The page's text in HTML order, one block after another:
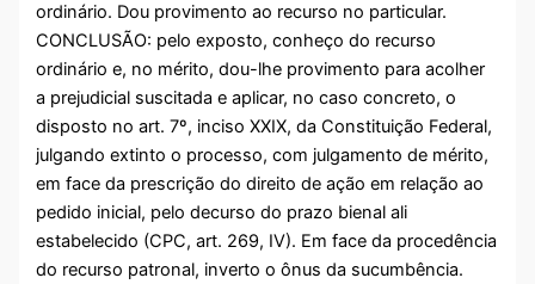
ordinário. Dou provimento ao recurso no particular.
CONCLUSÃO: pelo exposto, conheço do recurso
ordinário e, no mérito, dou-lhe provimento para acolher
a prejudicial suscitada e aplicar, no caso concreto, o
disposto no art. 7º, inciso XXIX, da Constituição Federal,
julgando extinto o processo, com julgamento de mérito,
em face da prescrição do direito de ação em relação ao
pedido inicial, pelo decurso do prazo bienal ali
estabelecido (CPC, art. 269, IV). Em face da procedência
do recurso patronal, inverto o ônus da sucumbência.